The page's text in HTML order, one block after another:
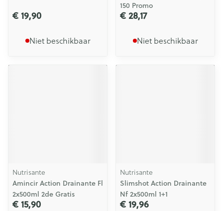
€ 19,90
Niet beschikbaar
150 Promo
€ 28,17
Niet beschikbaar
Nutrisante
Amincir Action Drainante Fl
2x500ml 2de Gratis
€ 15,90
Nutrisante
Slimshot Action Drainante
Nf 2x500ml 1+1
€ 19,96